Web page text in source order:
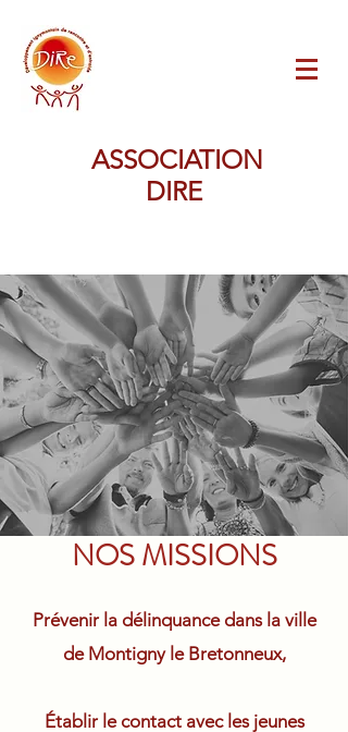
ASSOCIATION
DIRE
NOS MISSIONS
Prévenir la délinquance dans la ville
de Montigny le Bretonneux,
Établir le contact avec les jeunes